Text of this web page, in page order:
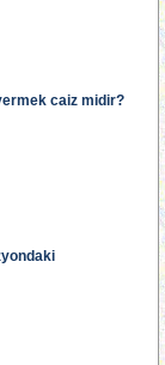
caiz midir?